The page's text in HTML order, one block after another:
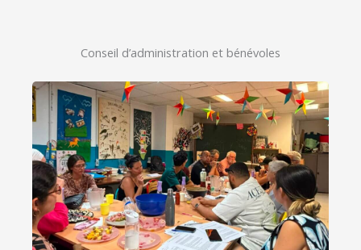
Conseil d’administration et bénévoles